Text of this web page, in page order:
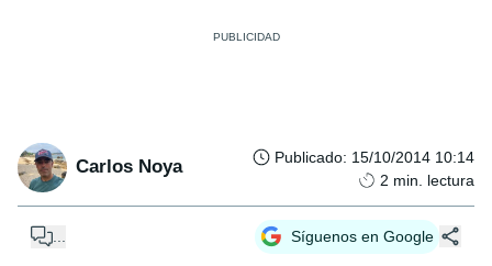
Carlos Noya Publicado: 15/10/2014 10:14
2 min. lectura
Síguenos en Google